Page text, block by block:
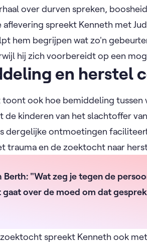
over durven spreken,
aflevering spreekt Kenneth met
hem begrijpen wat zo'n
hij zich voorbereidt op een
en herstel
toont ook hoe bemiddeling tussen
de kinderen van het slachtoffer
dergelijke ontmoetingen
trauma en de zoektocht naar
Berth: "Wat zeg je tegen de
over de moed om dat
spreekt Kenneth ook